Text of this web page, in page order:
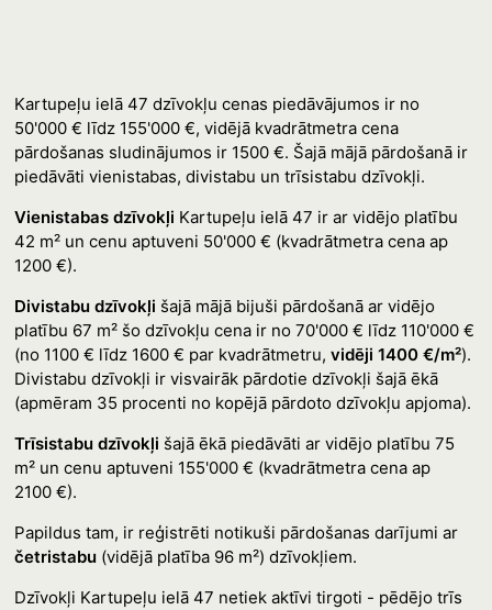
Kartupeļu ielā 47 dzīvokļu cenas piedāvājumos ir no
50'000 € līdz 155'000 €, vidējā kvadrātmetra cena
pārdošanas sludinājumos ir 1500 €. Šajā mājā pārdošanā ir
piedāvāti vienistabas, divistabu un trīsistabu dzīvokļi.
Vienistabas dzīvokļi Kartupeļu ielā 47 ir ar vidējo platību
42 m² un cenu aptuveni 50'000 € (kvadrātmetra cena ap
1200 €).
Divistabu dzīvokļi šajā mājā bijuši pārdošanā ar vidējo
platību 67 m² šo dzīvokļu cena ir no 70'000 € līdz 110'000 €
(no 1100 € līdz 1600 € par kvadrātmetru, vidēji 1400 €/m²).
Divistabu dzīvokļi ir visvairāk pārdotie dzīvokļi šajā ēkā
(apmēram 35 procenti no kopējā pārdoto dzīvokļu apjoma).
Trīsistabu dzīvokļi šajā ēkā piedāvāti ar vidējo platību 75
m² un cenu aptuveni 155'000 € (kvadrātmetra cena ap
2100 €).
Papildus tam, ir reģistrēti notikuši pārdošanas darījumi ar
četristabu(vidējā platība 96 m²) dzīvokļiem.
Dzīvokļi Kartupeļu ielā 47 netiek aktīvi tirgoti - pēdējo trīs